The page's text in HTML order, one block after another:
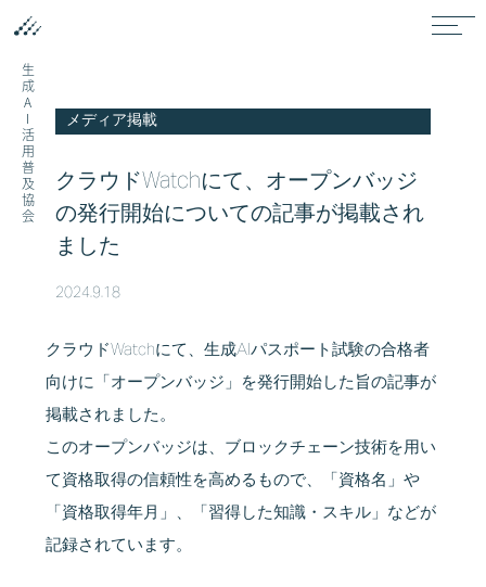
生成AI活用普及協会 メディア掲載
クラウドWatchにて、オープンバッジ
の発行開始についての記事が掲載され
ました
2024.9.18
クラウドWatchにて、生成AIパスポート試験の合格者
向けに「オープンバッジ」を発行開始した旨の記事が
掲載されました。
このオープンバッジは、ブロックチェーン技術を用い
て資格取得の信頼性を高めるもので、「資格名」や
「資格取得年月」、「習得した知識・スキル」などが
記録されています。